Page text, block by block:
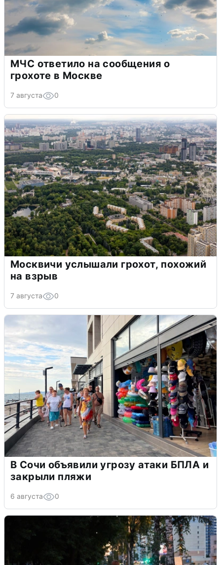
МЧС ответило на сообщения о
грохоте в Москве
7 августа 0
Москвичи услышали грохот, похожий
на взрыв
7 августа 0
В Сочи объявили угрозу атаки БПЛА и
закрыли пляжи
6 августа 0